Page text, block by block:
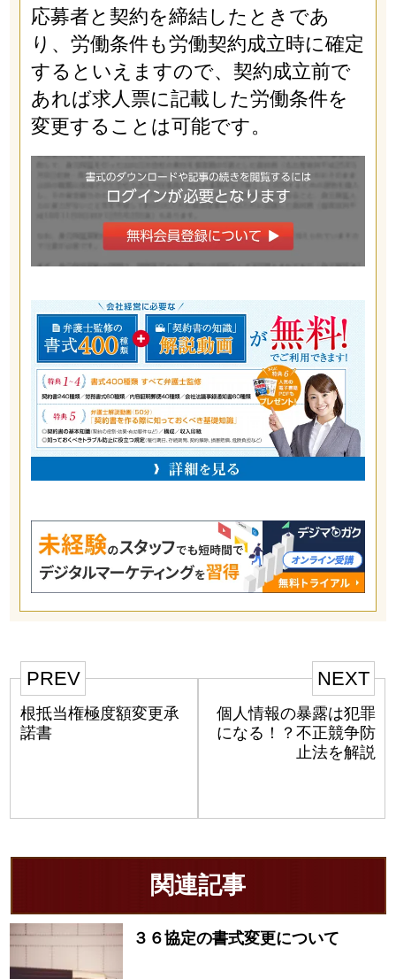
応募者と契約を締結したときであ
り、労働条件も労働契約成立時に確定
するといえますので、契約成立前で
あれば求人票に記載した労働条件を
変更することは可能です。
PREV
根抵当権極度額変更承
諾書
NEXT
個人情報の暴露は犯罪
になる！？不正競争防
止法を解説
関連記事
３６協定の書式変更について